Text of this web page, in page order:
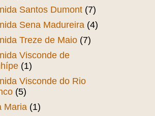
Santos Dumont (7)
Sena Madureira (4)
Treze de Maio (7)
Visconde de
(1)
Visconde do Rio
(5)
Maria (1)